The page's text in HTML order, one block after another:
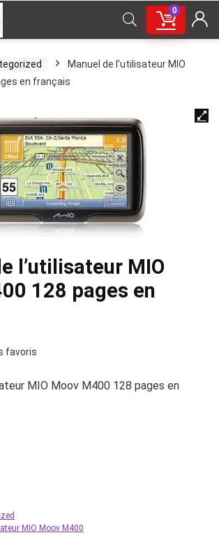
0
Manuel de l’utilisateur MIO
en français
l’utilisateur MIO
128 pages en
favoris
MIO Moov M400 128 pages en
MIO Moov M400